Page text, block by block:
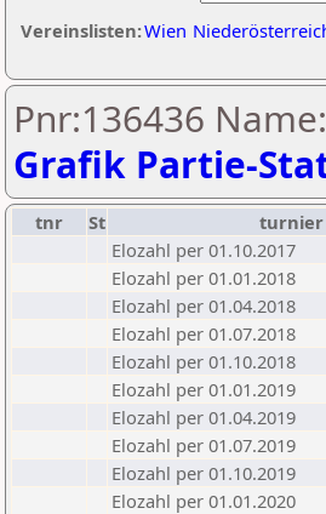
Vereinslisten:Wien
Pnr:136436
Grafik Partie-
tnr St turnier
Elozahl per 01.10.2017
Elozahl per 01.01.2018
Elozahl per 01.04.2018
Elozahl per 01.07.2018
Elozahl per 01.10.2018
Elozahl per 01.01.2019
Elozahl per 01.04.2019
Elozahl per 01.07.2019
Elozahl per 01.10.2019
Elozahl per 01.01.2020